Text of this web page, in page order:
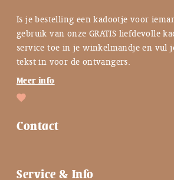
Is je bestelling een kadootje voor
gebruik van onze GRATIS liefdevolle
service toe in je winkelmandje en vul
tekst in voor de ontvangers.
Meer info
Contact
Service & Info